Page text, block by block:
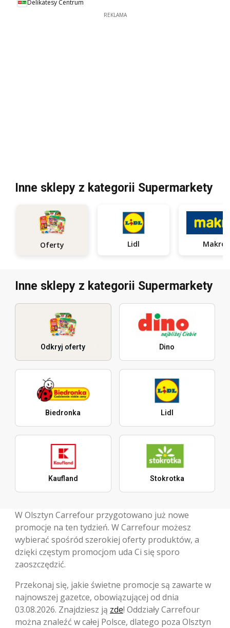
Delikatesy Centrum
REKLAMA
Inne sklepy z kategorii Supermarkety
Oferty Lidl Makro
Inne sklepy z kategorii Supermarkety
Odkryj oferty Dino
Biedronka Lidl
Kaufland Stokrotka
W Olsztyn Carrefour przygotowano już nowe
promocje na ten tydzień. W Carrefour możesz
wybierać spośród szerokiej oferty produktów, a
dzięki częstym promocjom uda Ci się sporo
zaoszczędzić.
Przekonaj się, jakie świetne promocje są zawarte w
najnowszej gazetce, obowiązującej od dnia
03.08.2026. Znajdziesz ją zde! Oddziały Carrefour
można znaleźć w całej Polsce, dlatego poza Olsztyn